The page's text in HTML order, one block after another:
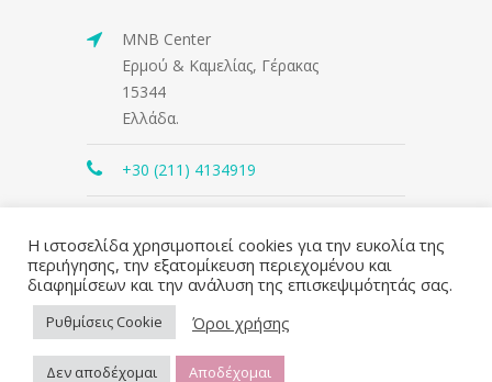
MNB Center
Ερμού & Καμελίας, Γέρακας
15344
Ελλάδα.
+30 (211) 4134919
Η ιστοσελίδα χρησιμοποιεί cookies για την ευκολία της
περιήγησης, την εξατομίκευση περιεχομένου και
διαφημίσεων και την ανάλυση της επισκεψιμότητάς σας.
Ρυθμίσεις Cookie Όροι χρήσης
Δεν αποδέχομαι Αποδέχομαι